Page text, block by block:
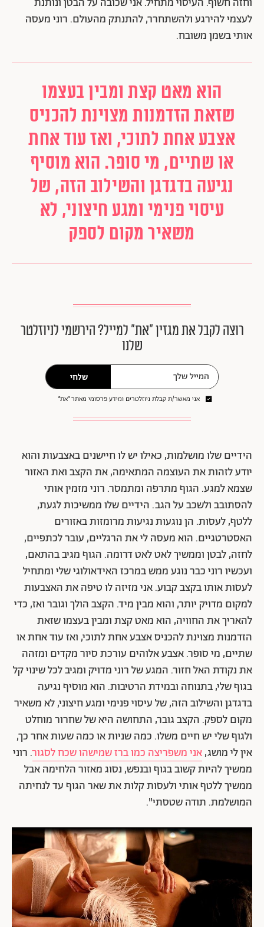
לעצמי להירגע ולהשתחרר, להתנתק מהעולם. רוני מעסה
אותי בשמן משובח.
הוא מאט קצת ומבין בעצמו
שזאת הזדמנות מצוינת להכניס
אצבע אחת לתוכי, ואז עוד אחת
או שתיים, מי סופר. הוא מוסיף
נגיעה בדגדגן והשילוב הזה, של
עיסוי פנימי ומגע חיצוני, לא
משאיר מקום לספק
רוצה לקבל את מגזין ״את״ למייל? הירשמי לניוזלטר
שלנו
שלחי
אני מאשר/ת קבלת ניוזלטרים ומידע פרסומי מאתר ״את״
הידיים שלו מושלמות, כאילו יש לו חיישנים באצבעות והוא
יודע לזהות את העוצמה המתאימה, את הקצב ואת האזור
שצמא למגע. הגוף מתרפה ומתמסר. רוני מזמין אותי
להסתובב ולשכב על הגב. הידיים שלו ממשיכות לגעת,
ללטף, לעסות. הן נוגעות נגיעות מרומזות באזורים
האסטרטגיים. הוא מעסה לי את הרגליים, עובר לכתפיים,
לחזה, לבטן וממשיך לאט לאט דרומה. הגוף מגיב בהתאם,
ועכשיו רוני כבר נוגע ממש במרכז האידאולוגי שלי ומתחיל
לעסות אותו בקצב קבוע. אני מזיזה לו טיפה את האצבעות
למקום מדויק יותר, והוא מבין מיד. הקצב הולך וגובר ואז, כדי
להאריך את החוויה, הוא מאט קצת ומבין בעצמו שזאת
הזדמנות מצוינת להכניס אצבע אחת לתוכי, ואז עוד אחת או
שתיים, מי סופר. אצבע אלוהים עורכת סיור מקדים ומזהה
את נקודת האל חזור. המגע של רוני מדויק ומגיב לכל שינוי קל
בגוף שלי, בתנוחה ובמידת הרטיבות. הוא מוסיף נגיעה
בדגדגן והשילוב הזה, של עיסוי פנימי ומגע חיצוני, לא משאיר
מקום לספק. הקצב גובר, התחושה היא של שחרור מוחלט
ולגוף שלי יש חיים משלו. כמה שניות או כמה שעות אחר כך,
אין לי מושג,אני משפריצה כמו ברז שמישהו שכח לסגור. רוני
ממשיך להיות קשוב בגוף ובנפש, נסוג מאזור הלחימה אבל
ממשיך ללטף אותי ולעסות קלות את שאר הגוף עד לנחיתה
המושלמת. תודה שטסתי".